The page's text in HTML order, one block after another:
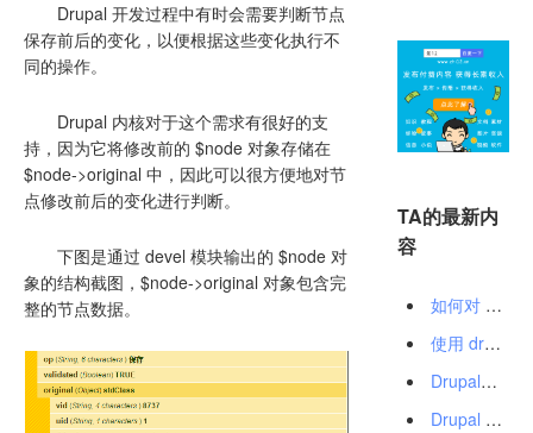
Drupal 开发过程中有时会需要判断节点
保存前后的变化，以便根据这些变化执行不
同的操作。
Drupal 内核对于这个需求有很好的支
持，因为它将修改前的 $node 对象存储在
$node->original 中，因此可以很方便地对节
点修改前后的变化进行判断。
下图是通过 devel 模块输出的 $node 对
象的结构截图，$node->original 对象包含完
整的节点数据。
TA的最新内
容
如何对 Drupal 节点修改前后的变化进行判断？
使用 drush sql-sync 进行 Drupal 数据库同步
Drupal在线交流会——分头诗人与猪跑啦
Drupal 安全通知（SA-CORE-2016-002）